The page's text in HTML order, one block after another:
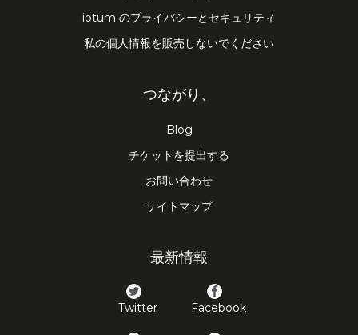
iotum のプライバシーとセキュリティ
私の個人情報を販売しないでください
つながり、
Blog
チケットを提出する
お問い合わせ
サイトマップ
最新情報
Twitter Facebook